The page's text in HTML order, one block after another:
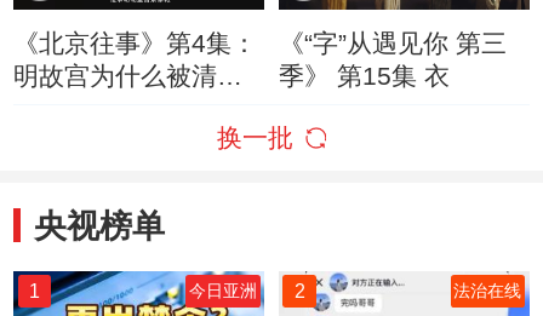
《北京往事》第4集：
明故宫为什么被清朝
《“字”从遇见你 第三
季》 第15集 衣
换一批
央视榜单
1 今日亚洲 2 法治在线